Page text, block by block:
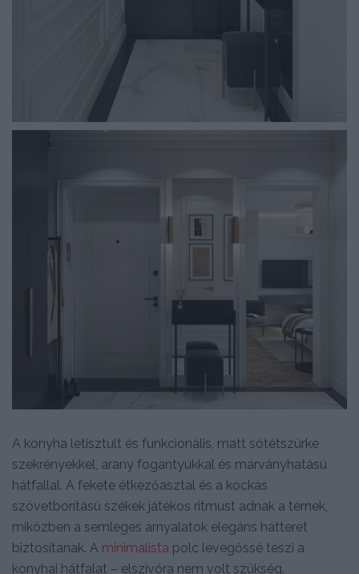
A konyha letisztult és funkcionális, matt sötétszürke
szekrényekkel, arany fogantyúkkal és márványhatású
hátfallal. A fekete étkezőasztal és a kockás
szövetborítású székek játékos ritmust adnak a térnek,
miközben a semleges árnyalatok elegáns hátteret
biztosítanak. A minimalista polc levegőssé teszi a
konyhai hátfalat – elszívóra nem volt szükség.